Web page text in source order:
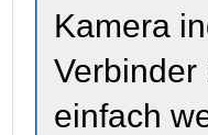
Kamera
einfach